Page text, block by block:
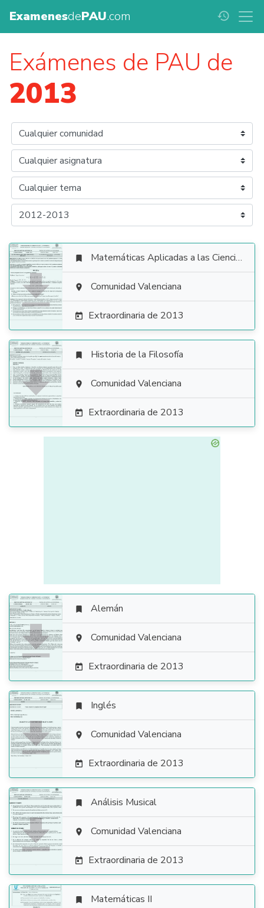
ExamenesdePAU.com history
Exámenes de PAU de
2013

 Matemáticas Aplicadas a las Ciencias Sociales
 Comunidad Valenciana
 Extraordinaria de 2013

 Historia de la Filosofía
 Comunidad Valenciana
 Extraordinaria de 2013

 Alemán
 Comunidad Valenciana
 Extraordinaria de 2013

 Inglés
 Comunidad Valenciana
 Extraordinaria de 2013

 Análisis Musical
 Comunidad Valenciana
 Extraordinaria de 2013
 Matemáticas II